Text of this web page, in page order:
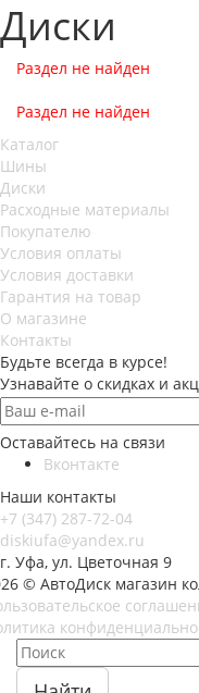
Диски
Раздел не найден
Раздел не найден
Каталог
Шины
Диски
Расходные материалы
Покупателю
Условия оплаты
Условия доставки
Гарантия на товар
О магазине
Контакты
Будьте всегда в курсе!
Узнавайте о скидках и
Оставайтесь на связи
Вконтакте
Наши контакты
+7 (347) 287-72-04
diskiufa@yandex.ru
г. Уфа, ул. Цветочная 9
© АвтоДиск магазин